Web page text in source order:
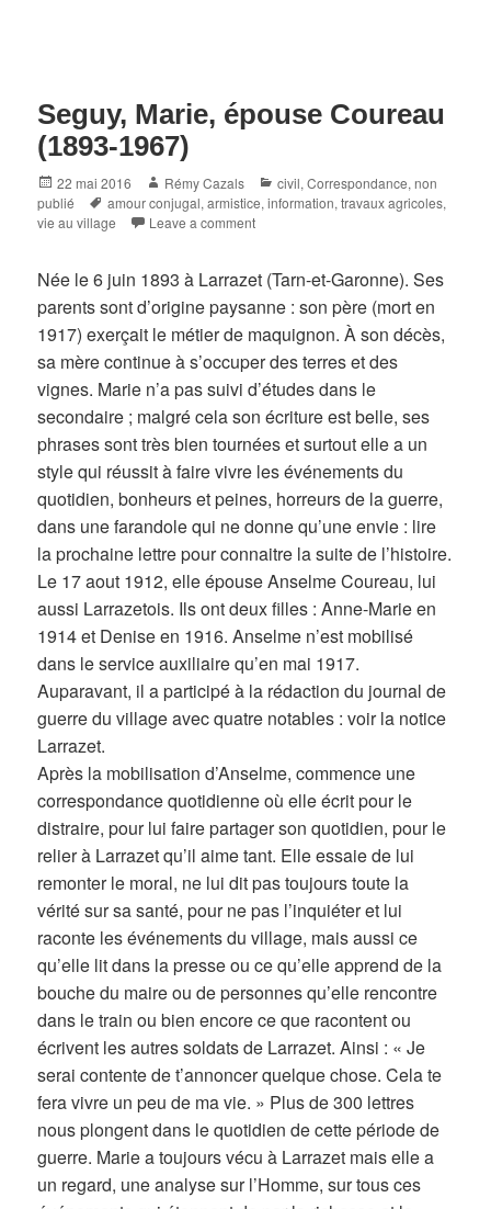
Seguy, Marie, épouse Coureau
(1893-1967)
Posted
on
22 mai 2016 Author
Rémy Cazals Categories
civil,Correspondance,non
publié
Tags
amour conjugal,armistice,information,travaux agricoles,
vie au village
Leave a comment
Née le 6 juin 1893 à Larrazet (Tarn-et-Garonne). Ses
parents sont d’origine paysanne : son père (mort en
1917) exerçait le métier de maquignon. À son décès,
sa mère continue à s’occuper des terres et des
vignes. Marie n’a pas suivi d’études dans le
secondaire ; malgré cela son écriture est belle, ses
phrases sont très bien tournées et surtout elle a un
style qui réussit à faire vivre les événements du
quotidien, bonheurs et peines, horreurs de la guerre,
dans une farandole qui ne donne qu’une envie : lire
la prochaine lettre pour connaitre la suite de l’histoire.
Le 17 aout 1912, elle épouse Anselme Coureau, lui
aussi Larrazetois. Ils ont deux filles : Anne-Marie en
1914 et Denise en 1916. Anselme n’est mobilisé
dans le service auxiliaire qu’en mai 1917.
Auparavant, il a participé à la rédaction du journal de
guerre du village avec quatre notables : voir la notice
Larrazet.
Après la mobilisation d’Anselme, commence une
correspondance quotidienne où elle écrit pour le
distraire, pour lui faire partager son quotidien, pour le
relier à Larrazet qu’il aime tant. Elle essaie de lui
remonter le moral, ne lui dit pas toujours toute la
vérité sur sa santé, pour ne pas l’inquiéter et lui
raconte les événements du village, mais aussi ce
qu’elle lit dans la presse ou ce qu’elle apprend de la
bouche du maire ou de personnes qu’elle rencontre
dans le train ou bien encore ce que racontent ou
écrivent les autres soldats de Larrazet. Ainsi : « Je
serai contente de t’annoncer quelque chose. Cela te
fera vivre un peu de ma vie. » Plus de 300 lettres
nous plongent dans le quotidien de cette période de
guerre. Marie a toujours vécu à Larrazet mais elle a
un regard, une analyse sur l’Homme, sur tous ces